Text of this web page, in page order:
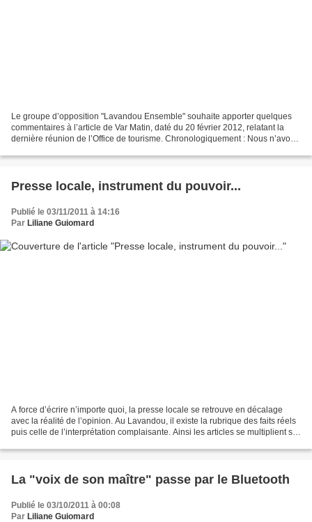
Le groupe d’opposition "Lavandou Ensemble" souhaite apporter quelques
commentaires à l’article de Var Matin, daté du 20 février 2012, relatant la
dernière réunion de l’Office de tourisme. Chronologiquement : Nous n’avons
Presse locale, instrument du pouvoir...
Publié le 03/11/2011 à 14:16
Par Liliane Guiomard
A force d’écrire n’importe quoi, la presse locale se retrouve en décalage
avec la réalité de l’opinion. Au Lavandou, il existe la rubrique des faits réels
puis celle de l’interprétation complaisante. Ainsi les articles se multiplient sur
La "voix de son maître" passe par le Bluetooth
Publié le 03/10/2011 à 00:08
Par Liliane Guiomard